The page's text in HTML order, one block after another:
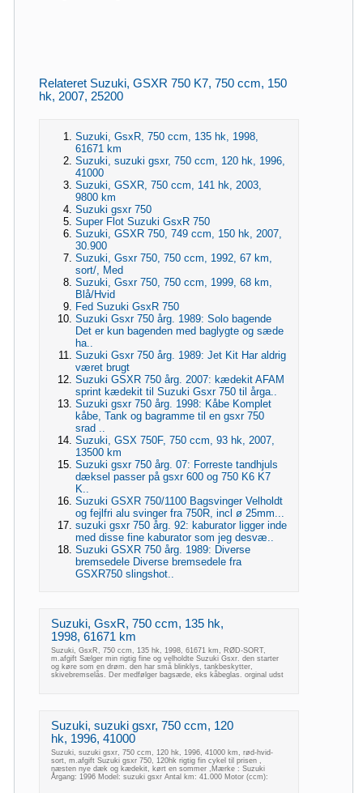
Relateret Suzuki, GSXR 750 K7, 750 ccm, 150
hk, 2007, 25200
Suzuki, GsxR, 750 ccm, 135 hk, 1998,
61671 km
Suzuki, suzuki gsxr, 750 ccm, 120 hk, 1996,
41000
Suzuki, GSXR, 750 ccm, 141 hk, 2003,
9800 km
Suzuki gsxr 750
Super Flot Suzuki GsxR 750
Suzuki, GSXR 750, 749 ccm, 150 hk, 2007,
30.900
Suzuki, Gsxr 750, 750 ccm, 1992, 67 km,
sort/, Med
Suzuki, Gsxr 750, 750 ccm, 1999, 68 km,
Blå/Hvid
Fed Suzuki GsxR 750
Suzuki Gsxr 750 årg. 1989: Solo bagende
Det er kun bagenden med baglygte og sæde
ha..
Suzuki Gsxr 750 årg. 1989: Jet Kit Har aldrig
været brugt
Suzuki GSXR 750 årg. 2007: kædekit AFAM
sprint kædekit til Suzuki Gsxr 750 til årga..
Suzuki gsxr 750 årg. 1998: Kåbe Komplet
kåbe, Tank og bagramme til en gsxr 750
srad ..
Suzuki, GSX 750F, 750 ccm, 93 hk, 2007,
13500 km
Suzuki gsxr 750 årg. 07: Forreste tandhjuls
dæksel passer på gsxr 600 og 750 K6 K7
K..
Suzuki GSXR 750/1100 Bagsvinger Velholdt
og fejlfri alu svinger fra 750R, incl ø 25mm...
suzuki gsxr 750 årg. 92: kaburator ligger inde
med disse fine kaburator som jeg desvæ..
Suzuki GSXR 750 årg. 1989: Diverse
bremsedele Diverse bremsedele fra
GSXR750 slingshot..
Suzuki, GsxR, 750 ccm, 135 hk,
1998, 61671 km
Suzuki, GsxR, 750 ccm, 135 hk, 1998, 61671 km, RØD-SORT,
m.afgift Sælger min rigtig fine og velholdte Suzuki Gsxr. den starter
og køre som en drøm. den har små blinklys, tankbeskytter,
skivebremselås. Der medfølger bagsæde, eks kåbeglas. orginal udst
Suzuki, suzuki gsxr, 750 ccm, 120
hk, 1996, 41000
Suzuki, suzuki gsxr, 750 ccm, 120 hk, 1996, 41000 km, rød-hvid-
sort, m.afgift Suzuki gsxr 750, 120hk rigtig fin cykel til prisen ,
næsten nye dæk og kædekit, kørt en sommer ,Mærke : Suzuki
Årgang: 1996 Model: suzuki gsxr Antal km: 41.000 Motor (ccm):